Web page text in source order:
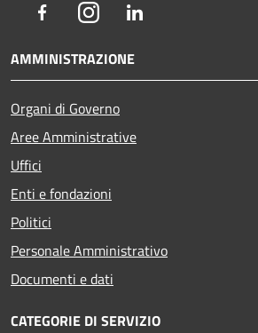
FacebookInstagram
AMMINISTRAZIONE
Organi di Governo
Aree Amministrative
Uffici
Enti e fondazioni
Politici
Personale Amministrativo
Documenti e dati
CATEGORIE DI SERVIZIO